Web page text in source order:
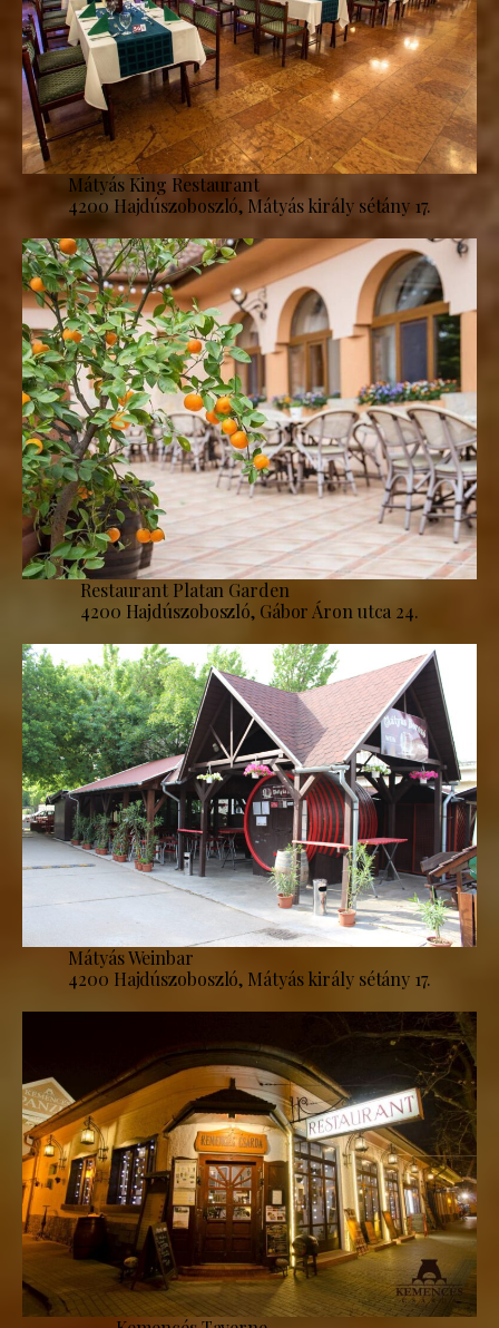
Mátyás King Restaurant
4200 Hajdúszoboszló, Mátyás király sétány 17.
Restaurant Platan Garden
4200 Hajdúszoboszló, Gábor Áron utca 24.
Mátyás Weinbar
4200 Hajdúszoboszló, Mátyás király sétány 17.